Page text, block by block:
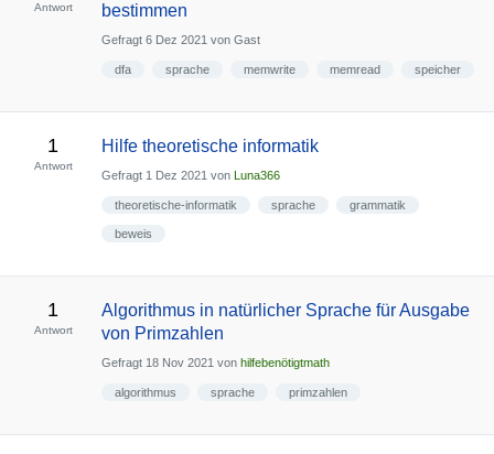
Antwort
bestimmen
Gefragt 6 Dez 2021 von Gast
dfa sprache memwrite memread speicher
1
Antwort
Hilfe theoretische informatik
Gefragt 1 Dez 2021 von Luna366
theoretische-informatik sprache grammatik
beweis
1
Antwort
Algorithmus in natürlicher Sprache für Ausgabe
von Primzahlen
Gefragt 18 Nov 2021 von hilfebenötigtmath
algorithmus sprache primzahlen